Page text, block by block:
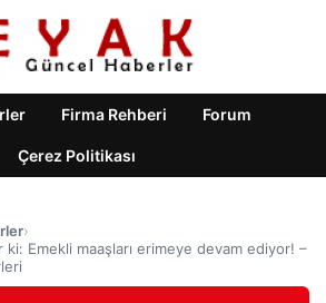
Firma Rehberi Forum
Çerez Politikası
›
Emekli maaşları erimeye devam ediyor! –